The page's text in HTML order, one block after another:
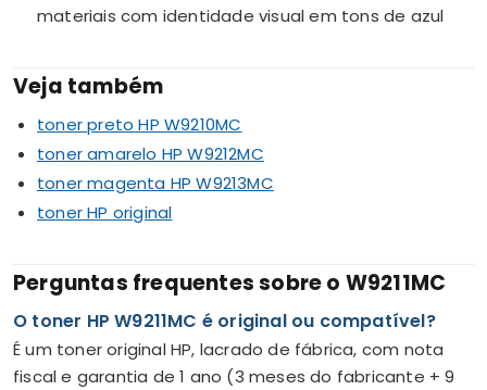
materiais com identidade visual em tons de azul
Veja também
toner preto HP W9210MC
toner amarelo HP W9212MC
toner magenta HP W9213MC
toner HP original
Perguntas frequentes sobre o W9211MC
O toner HP W9211MC é original ou compatível?
É um toner original HP, lacrado de fábrica, com nota
fiscal e garantia de 1 ano (3 meses do fabricante + 9